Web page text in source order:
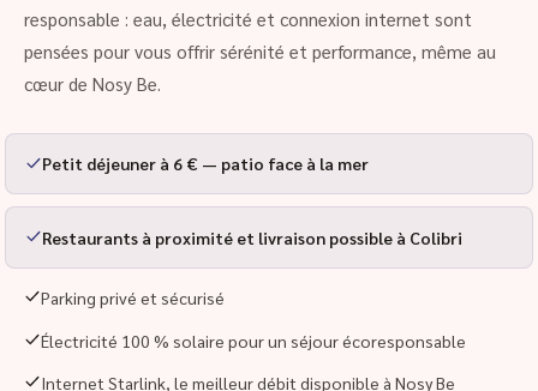
responsable : eau, électricité et connexion internet sont
pensées pour vous offrir sérénité et performance, même au
cœur de Nosy Be.
Petit déjeuner à 6 € — patio face à la mer
Restaurants à proximité et livraison possible à Colibri
Parking privé et sécurisé
Électricité 100 % solaire pour un séjour écoresponsable
Internet Starlink, le meilleur débit disponible à Nosy Be